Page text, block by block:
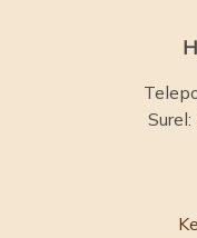
Surel: